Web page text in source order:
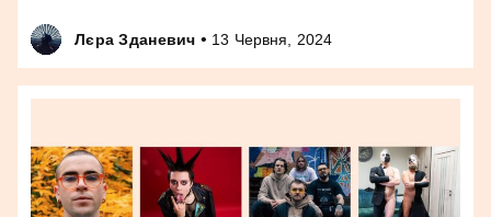
Лєра Зданевич • 13 Червня, 2024